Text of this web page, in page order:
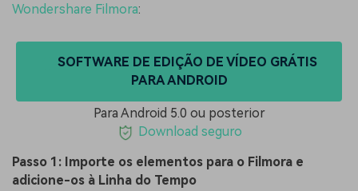
Wondershare Filmora:
SOFTWARE DE EDIÇÃO DE VÍDEO GRÁTIS
PARA ANDROID
Para Android 5.0 ou posterior
Download seguro
Passo 1: Importe os elementos para o Filmora e
adicione-os à Linha do Tempo